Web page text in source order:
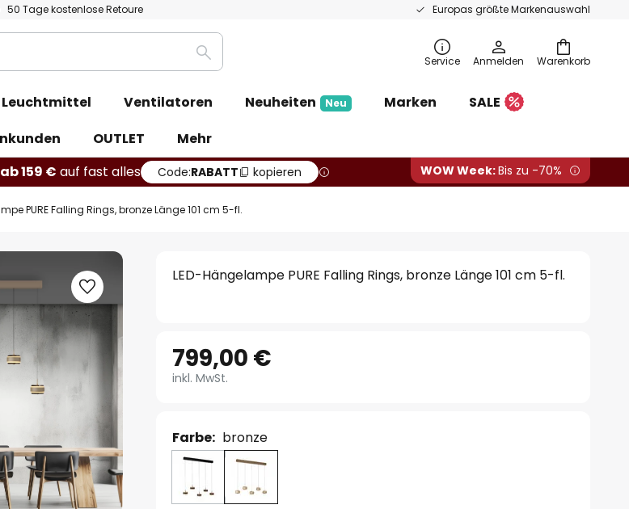
50 Tage kostenlose Retoure Europas größte Markenauswahl
Warenkorb
Suche Service Anmelden
Leuchtmittel Ventilatoren Neuheiten Neu Marken
SALE
OUTLET
Mehr
159 € auf fast alles Code:RABATT kopieren WOW Week:Bis zu -70%
PURE Falling Rings, bronze Länge 101 cm 5-fl.
LED-Hängelampe PURE Falling Rings, bronze Länge 101 cm 5-fl.
799,00 €
inkl. MwSt.
Farbe: bronze